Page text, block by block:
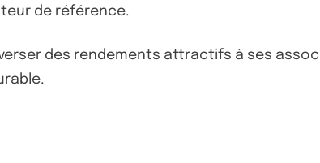
de référence.
des rendements attractifs à ses